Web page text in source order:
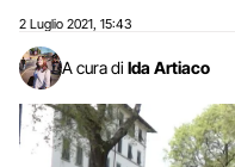
2 Luglio 2021 15:43
A cura di Ida Artiaco